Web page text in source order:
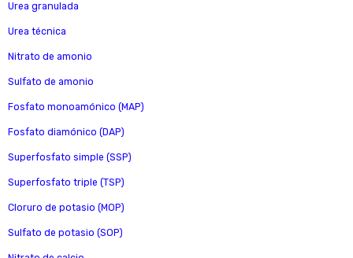
Urea granulada
Urea técnica
Nitrato de amonio
Sulfato de amonio
Fosfato monoamónico (MAP)
Fosfato diamónico (DAP)
Superfosfato simple (SSP)
Superfosfato triple (TSP)
Cloruro de potasio (MOP)
Sulfato de potasio (SOP)